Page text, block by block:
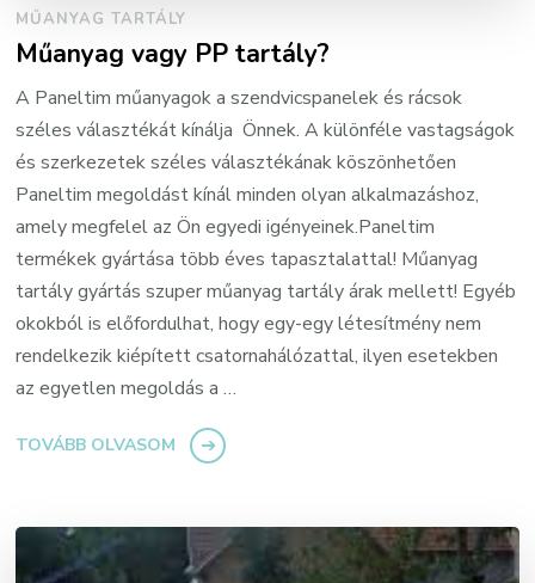
MŰANYAG TARTÁLY
Műanyag vagy PP tartály?
A Paneltim műanyagok a szendvicspanelek és rácsok
széles választékát kínálja Önnek. A különféle vastagságok
és szerkezetek széles választékának köszönhetően
Paneltim megoldást kínál minden olyan alkalmazáshoz,
amely megfelel az Ön egyedi igényeinek.Paneltim
termékek gyártása több éves tapasztalattal! Műanyag
tartály gyártás szuper műanyag tartály árak mellett! Egyéb
okokból is előfordulhat, hogy egy-egy létesítmény nem
rendelkezik kiépített csatornahálózattal, ilyen esetekben
az egyetlen megoldás a …
TOVÁBB OLVASOM